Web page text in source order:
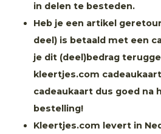
in delen te besteden.
Heb je een artikel
deel) is betaald met een
je dit (deel)bedrag
kleertjes.com
cadeaukaart dus goed na
bestelling!
Kleertjes.com levert in